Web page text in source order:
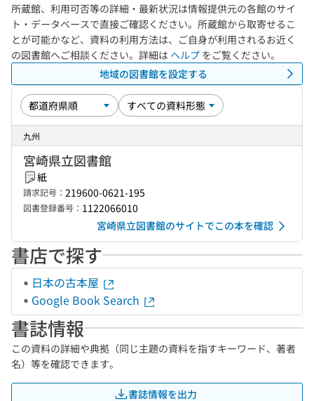
所蔵館、利用可否等の詳細・最新状況は情報提供元の各館のサイ
ト・データベースで直接ご確認ください。所蔵館から取寄せるこ
とが可能かなど、資料の利用方法は、ご自身が利用されるお近く
の図書館へご相談ください。詳細は ヘルプ をご覧ください。
地域の図書館を設定する
九州
宮崎県立図書館
紙
請求記号： 219600-0621-195
図書登録番号： 1122066010
宮崎県立図書館のサイトでこの本を確認
書店で探す
日本の古本屋
Google Book Search
書誌情報
この資料の詳細や典拠（同じ主題の資料を指すキーワード、著者
名）等を確認できます。
書誌情報を出力